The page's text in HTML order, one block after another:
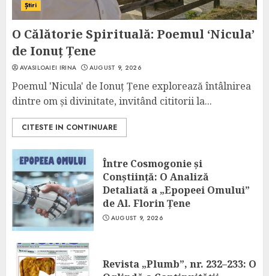
Știri
O Călătorie Spirituală: Poemul ‘Nicula’
de Ionuț Țene
AVASILOAIEI IRINA AUGUST 9, 2026
Poemul 'Nicula' de Ionuț Țene explorează întâlnirea
dintre om și divinitate, invitând cititorii la...
CITESTE IN CONTINUARE
Între Cosmogonie și
Conștiință: O Analiză
Detaliată a „Epopeei Omului”
de Al. Florin Țene
AUGUST 9, 2026
Revista „Plumb”, nr. 232–233: O